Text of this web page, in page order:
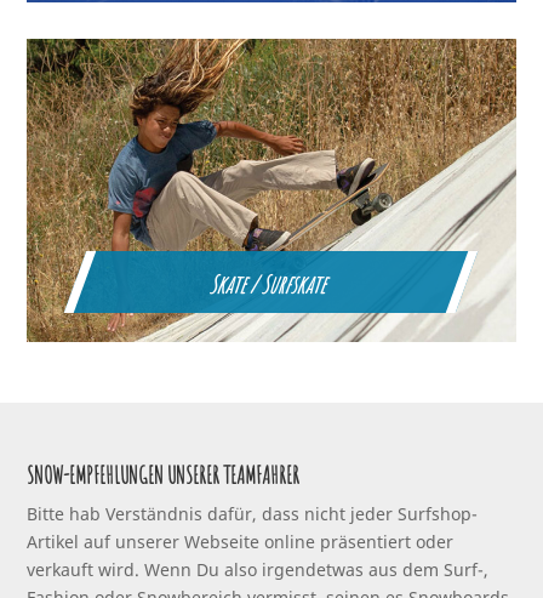
Skate / Surfskate
SNOW-EMPFEHLUNGEN UNSERER TEAMFAHRER
Bitte hab Verständnis dafür, dass nicht jeder Surfshop-
Artikel auf unserer Webseite online präsentiert oder
verkauft wird. Wenn Du also irgendetwas aus dem Surf-,